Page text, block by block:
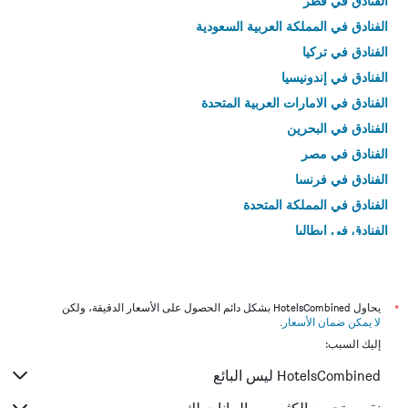
الفنادق في المملكة العربية السعودية
الفنادق في تركيا
الفنادق في إندونيسيا
الفنادق في الامارات العربية المتحدة
الفنادق في البحرين
الفنادق في مصر
الفنادق في فرنسا
الفنادق في المملكة المتحدة
الفنادق في إيطاليا
*
يحاول HotelsCombined بشكل دائم الحصول على الأسعار الدقيقة، ولكن
لا يمكن ضمان الأسعار .
إليك السبب:
HotelsCombined ليس البائع